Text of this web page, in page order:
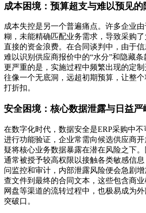
成本困境：预算超支与难以预见的
成本失控是另一个普遍痛点。许多企业
糊，未能精确匹配业务需求，导致采购
直接的资金浪费。在合同谈判中，由于
难以识别供应商报价中的“水分”和隐藏条
更严重的是，实施过程中频繁出现的定
往像一个无底洞，远超初期预算，让整
打折扣。
安全困境：核心数据泄露与日益
在数字化时代，数据安全是ERP采购中
进行功能验证，企业常需向候选供应商
疑将核心业务数据暴露在潜在风险之下
通常被授予较高权限以接触各类敏感信
问监控和审计，内部泄露风险便会急剧
查文件到最终的合同文本，这些包含商业
网盘等渠道的流转过程中，也极易成为
突破口。